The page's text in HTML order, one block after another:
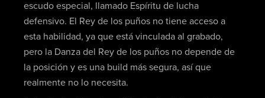
escudo especial, llamado Espíritu de lucha
defensivo. El Rey de los puños no tiene acceso a
esta habilidad, ya que está vinculada al grabado,
pero la Danza del Rey de los puños no depende de
la posición y es una build más segura, así que
realmente no lo necesita.